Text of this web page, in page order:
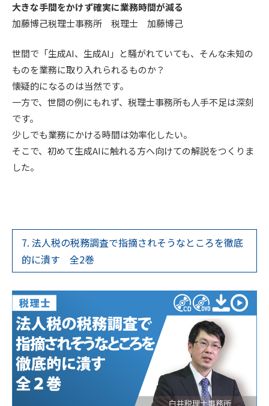
大きな手間をかけず確実に業務時間が減る
加藤博己税理士事務所 税理士 加藤博己
世間で「生成AI、生成AI」と騒がれていても、そんな未知の
ものを業務に取り入れられるものか？
懐疑的になるのは当然です。
一方で、世間の例にもれず、税理士事務所も人手不足は深刻
です。
少しでも業務にかける時間は効率化したい。
そこで、初めて生成AIに触れる方へ向けての解説をつくりま
した。
7. 法人税の税務調査で指摘されそうなところを徹底
的に潰す 全2巻